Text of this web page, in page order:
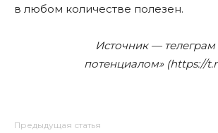
в любом количестве полезен.
Источник — телеграм
потенциалом» (https://
Предыдущая статья